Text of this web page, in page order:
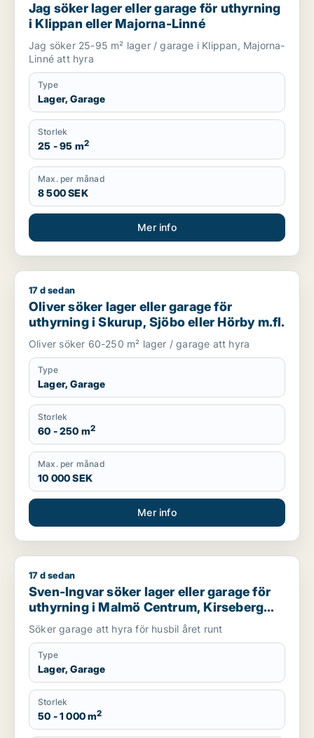
Jag söker lager eller garage för uthyrning
i Klippan eller Majorna-Linné
Jag söker 25-95 m² lager / garage i Klippan, Majorna-
Linné att hyra
Type
Lager, Garage
Storlek
25 - 95 m2
Max. per månad
8 500 SEK
Mer info
Oliver söker lager eller garage för uthyrning i Skurup, Sjöbo
17 d sedan
Oliver söker lager eller garage för
uthyrning i Skurup, Sjöbo eller Hörby m.fl.
Oliver söker 60-250 m² lager / garage att hyra
Type
Lager, Garage
Storlek
60 - 250 m2
Max. per månad
10 000 SEK
Mer info
Sven-Ingvar söker lager eller garage för uthyrning i Malmö
17 d sedan
Sven-Ingvar söker lager eller garage för
uthyrning i Malmö Centrum, Kirseberg
eller Husie m.fl.
Söker garage att hyra för husbil året runt
Type
Lager, Garage
Storlek
50 - 1 000 m2